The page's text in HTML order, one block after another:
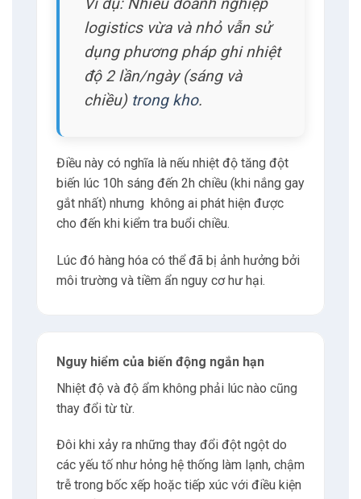
có thể dẫn đến ngưng tụ bên trong thiết bị
khởi đầu cho quá trình ăn mòn hoặc chập
mạch điện.
Do kiểm tra thủ công thường cách nhau hàng
giờ trở lên nên những thay đổi nhanh này
Các hệ thống giám sát liên tục tự động là
cần thiết để bắt được những sự kiện như
vậy theo thời gian thực và cảnh báo cho
Hải Phòng vào Đà Nẵng gặp
mát trong 3 giờ vào buổi
Nhiệt độ tăng từ 25°C lên 55°C rồi hạ xuống